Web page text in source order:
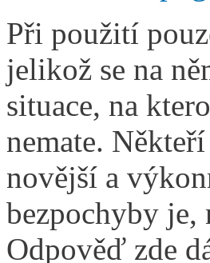
Při použití
jelikož se na
situace, na
nemate.
novější a
bezpochyby je,
Odpověď zde